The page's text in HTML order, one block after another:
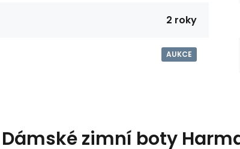
2 roky
AUKCE
Dámské zimní boty